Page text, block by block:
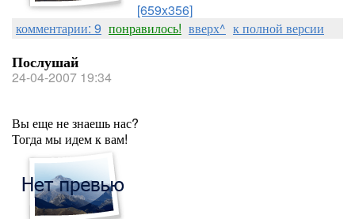
[659x356]
комментарии: 9 понравилось! вверх^ к полной версии
Послушай
24-04-2007 19:34
Вы еще не знаешь нас?
Тогда мы идем к вам!